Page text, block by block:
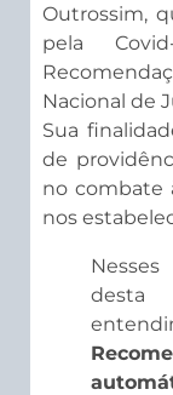
Outrossim,
pela
Nacional de
Sua
de
no combate
nos